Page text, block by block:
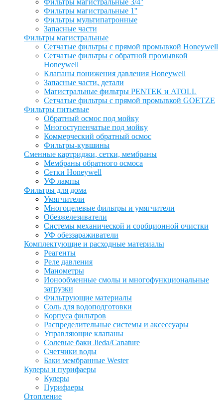
Фильтры магистральные 1''
Фильтры мультипатронные
Запасные части
Фильтры магистральные
Сетчатые фильтры с прямой промывкой Honeywell
Сетчатые фильтры с обратной промывкой
Honeywell
Клапаны понижения давления Honeywell
Запасные части, детали
Магистральные фильтры PENTEK и ATOLL
Сетчатые фильтры с прямой промывкой GOETZE
Фильтры питьевые
Обратный осмос под мойку
Многоступенчатые под мойку
Коммерческий обратный осмос
Фильтры-кувшины
Сменные картриджи, сетки, мембраны
Мембраны обратного осмоса
Сетки Honeywell
УФ лампы
Фильтры для дома
Умягчители
Многоцелевые фильтры и умягчители
Обезжелезиватели
Системы механической и сорбционной очистки
УФ обеззараживатели
Комплектующие и расходные материалы
Реагенты
Реле давления
Манометры
Ионообменные смолы и многофункциональные
загрузки
Фильтрующие материалы
Соль для водоподготовки
Корпуса фильтров
Распределительные системы и аксессуары
Управляющие клапаны
Солевые баки Jieda/Canature
Счетчики воды
Баки мембранные Wester
Кулеры и пурифаеры
Кулеры
Пурифаеры
Отопление